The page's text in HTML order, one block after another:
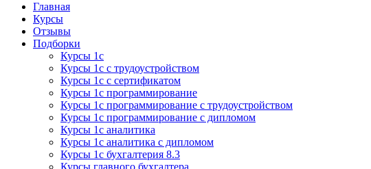
Курсы 1С
Курсы 1С официальная сертификация
Главная
Курсы
Отзывы
Подборки
Курсы 1с
Курсы 1с с трудоустройством
Курсы 1с с сертификатом
Курсы 1с программирование
Курсы 1с программирование с трудоустройством
Курсы 1с программирование с дипломом
Курсы 1с аналитика
Курсы 1с аналитика с дипломом
Курсы 1с бухгалтерия 8.3
Курсы главного бухгалтера